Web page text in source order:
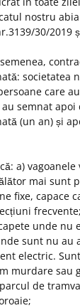
nostru
30/2019
societatea
care
semnat apoi
(un an) și
a) vagoanele
mai sunt
fixe, capace
unde nu
sunt nu au
electric.
murdare sau
de